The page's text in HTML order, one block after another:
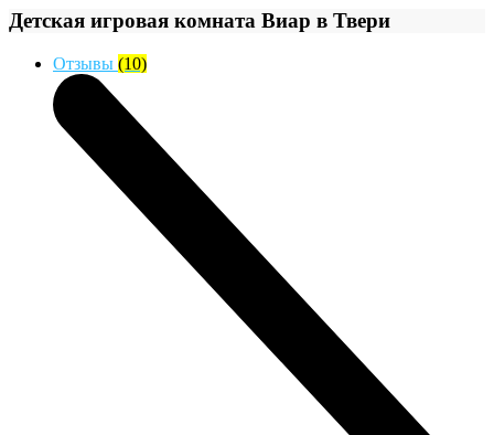
Детская игровая комната Виар в Твери
Отзывы (10)